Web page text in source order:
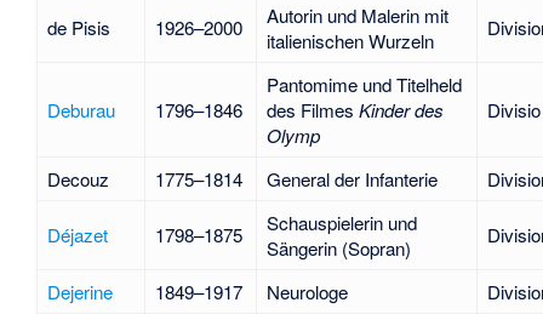
de Pisis 1926–2000
Autorin und Malerin mit
italienischen Wurzeln
Deburau 1796–1846
Pantomime und Titelheld
des Filmes Kinder des
Olymp
Decouz 1775–1814 General der Infanterie
Déjazet 1798–1875
Schauspielerin und
Sängerin (Sopran)
Dejerine 1849–1917 Neurologe